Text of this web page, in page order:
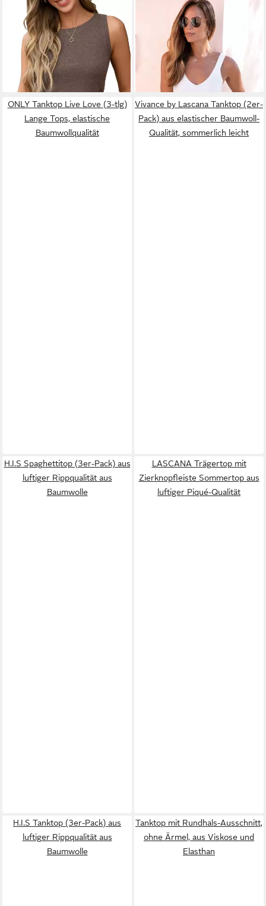
ARACH&CLOZTanktop
Damen Stricktop Ärmellose
Leichte Wolle Pullover
Oberteile ideal für Alltag, Büro
und Freizeit.
26,99 € UVP34,27 €
-21%
LASCANAStricktop mit
tollem Strickmuster,
figurbetontes Damentop
19,99 € 29,99 €
ONLY Tanktop Live Love (3-tlg)
Lange Tops, elastische
Baumwollqualität
Vivance by Lascana Tanktop (2er-
Pack) aus elastischer Baumwoll-
Qualität, sommerlich leicht
H.I.S Spaghettitop (3er-Pack) aus
luftiger Rippqualität aus
Baumwolle
LASCANA Trägertop mit
Zierknopfleiste Sommertop aus
luftiger Piqué-Qualität
H.I.S Tanktop (3er-Pack) aus
luftiger Rippqualität aus
Baumwolle
Tanktop mit Rundhals-Ausschnitt,
ohne Ärmel, aus Viskose und
Elasthan